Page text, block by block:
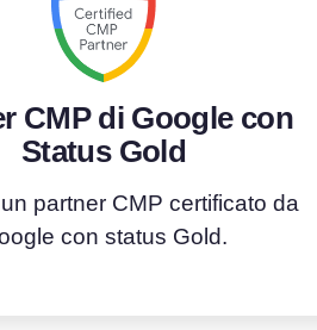
CMP di Google con
Status Gold
partner CMP certificato da
con status Gold.